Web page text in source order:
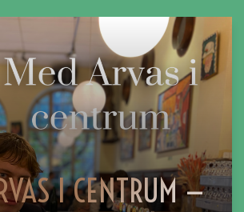
I CENTRUM —